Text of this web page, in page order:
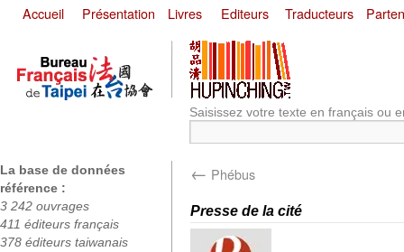
Accueil Présentation Livres Editeurs Traducteurs
Saisissez votre texte en français ou
La base de données
référence :
3 242 ouvrages
411 éditeurs français
378 éditeurs taiwanais
← Phébus
Presse de la cité